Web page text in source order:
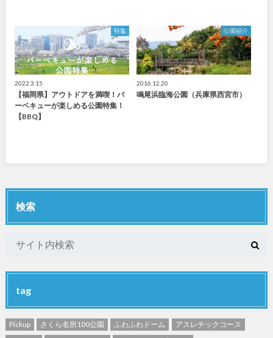
特集
2022.3.15
【福岡県】アウトドアを満喫！バ
ーベキューが楽しめる公園特集！
【BBQ】
公園紹介
2016.12.20
鳴尾浜臨海公園（兵庫県西宮市）
検索
tag
Pickup さくら名所100公園 ふわふわドーム
アスレチックコース